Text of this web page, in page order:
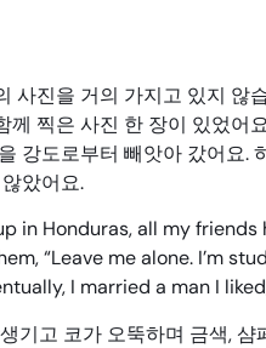
사진을 거의 가지고 있지 않
께 찍은 사진 한 장이 있었어
강도로부터 빼앗아 갔어요.
았어요.
in Honduras, all my
“Leave me alone. I’m
I married a man I
기고 코가 오뚝하며 금색,